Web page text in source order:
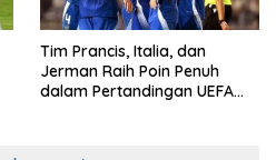
Tim Prancis, Italia, dan
Jerman Raih Poin Penuh
dalam Pertandingan UEFA